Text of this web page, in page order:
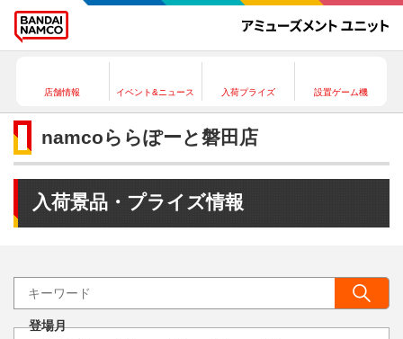
店舗情報 イベント&ニュース 入荷プライズ 設置ゲーム機
namcoららぽーと磐田店
入荷景品・プライズ情報
登場月